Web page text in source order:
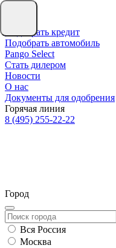
Подобрать кредит
Подобрать автомобиль
Pango Select
Стать дилером
Новости
О нас
Документы для одобрения
Горячая линия
8 (495) 255-22-22
Город
Вся Россия
Москва